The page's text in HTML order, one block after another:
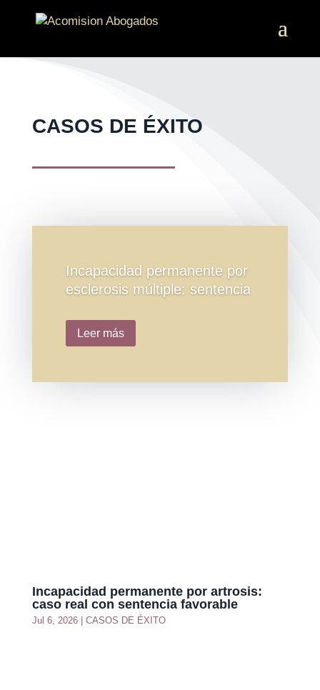
CASOS DE ÉXITO
Incapacidad permanente por
esclerosis múltiple: sentencia
Leer más
Incapacidad permanente por artrosis:
caso real con sentencia favorable
Jul 6, 2026| CASOS DE ÉXITO